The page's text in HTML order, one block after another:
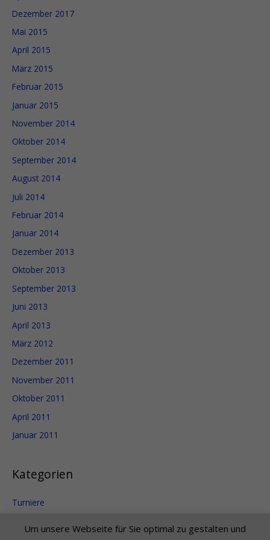
Dezember 2017
Mai 2015
April 2015
März 2015
Februar 2015
Januar 2015
November 2014
Oktober 2014
September 2014
August 2014
Juli 2014
Februar 2014
Januar 2014
Dezember 2013
Oktober 2013
September 2013
Juni 2013
April 2013
März 2012
Dezember 2011
November 2011
Oktober 2011
April 2011
Januar 2011
Kategorien
Turniere
Um unsere Webseite für Sie optimal zu gestalten und